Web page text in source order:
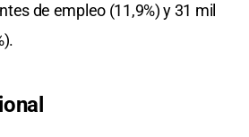
de empleo (11,9%) y 31 mil